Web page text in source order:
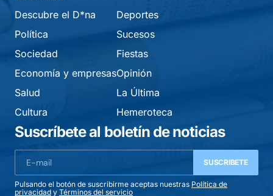
Descubre el D*na
Política
Sociedad
Economía y empresas
Salud
Cultura
Deportes
Sucesos
Fiestas
Opinión
La Última
Hemeroteca
Suscríbete al boletín de noticias
SUSCRIBETE
Pulsando el botón de suscribirme aceptas nuestras Política de
privacidad y Términos del servicio